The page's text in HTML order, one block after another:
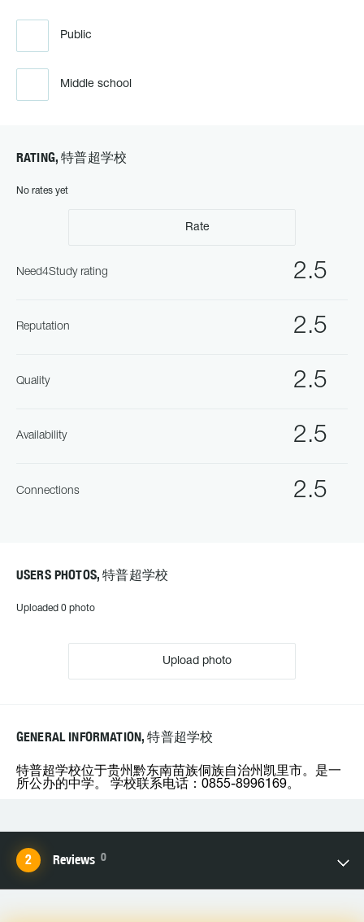
Public
Middle school
RATING, 特普超学校
No rates yet
Rate
2.5
Need4Study rating
2.5
Reputation
2.5
Quality
2.5
Availability
2.5
Connections
USERS PHOTOS, 特普超学校
Uploaded 0 photo
Upload photo
GENERAL INFORMATION, 特普超学校
特普超学校位于贵州黔东南苗族侗族自治州凯里市。是一
所公办的中学。 学校联系电话：0855-8996169。
Reviews 0